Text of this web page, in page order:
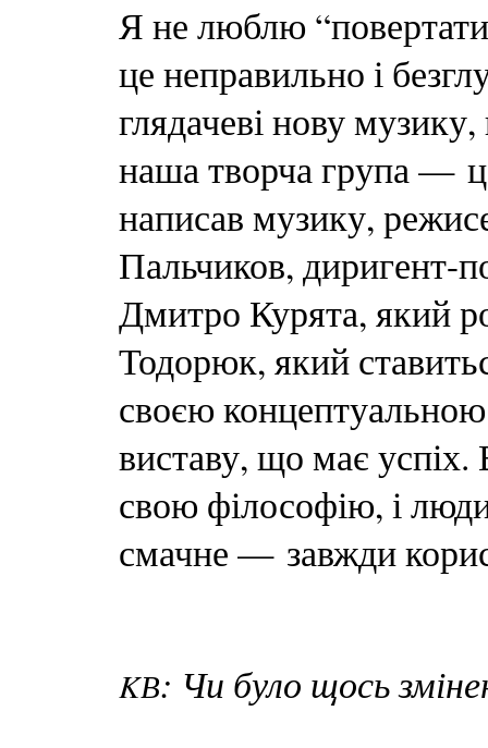
Я не люблю
це неправильно і
глядачеві нову музику,
наша творча група —
написав музику,
Пальчиков, диригент-
Дмитро Курята, який
Тодорюк, який
своєю
виставу, що має
свою філософію, і
смачне — завжди
KВ: Чи було щось